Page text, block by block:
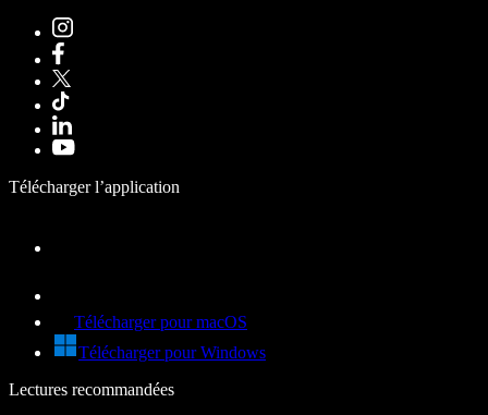
Télécharger l’application
Télécharger pour macOS
Télécharger pour Windows
Lectures recommandées